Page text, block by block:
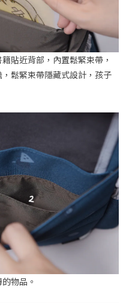
貼近背部，內置鬆緊束帶，
鬆緊束帶隱藏式設計，孩子
物品。